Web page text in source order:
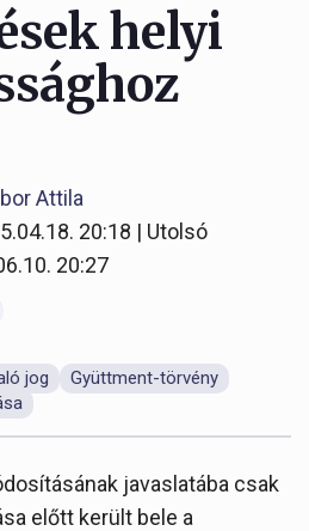
helyi
Attila
20:18 | Utolsó
20:27
jog
Gyüttment-törvény
javaslatába csak
előtt került bele a